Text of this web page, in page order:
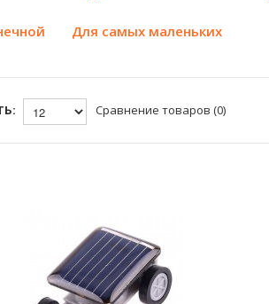
Для самых маленьких
Сравнение товаров (0)